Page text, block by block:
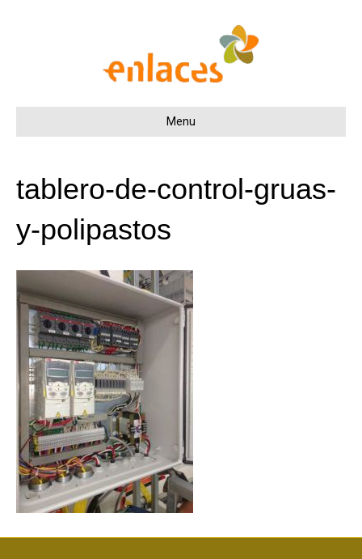
Menu
tablero-de-control-gruas-
y-polipastos